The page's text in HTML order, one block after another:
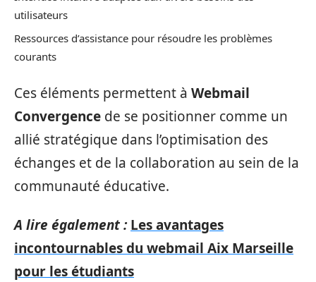
utilisateurs
Ressources d’assistance pour résoudre les problèmes
courants
Ces éléments permettent à Webmail
Convergence de se positionner comme un
allié stratégique dans l’optimisation des
échanges et de la collaboration au sein de la
communauté éducative.
A lire également : Les avantages
incontournables du webmail Aix Marseille
pour les étudiants